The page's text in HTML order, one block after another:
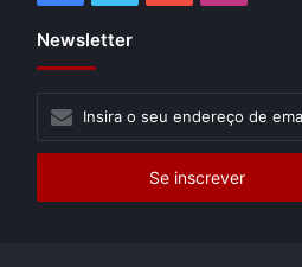
Newsletter
seu
de